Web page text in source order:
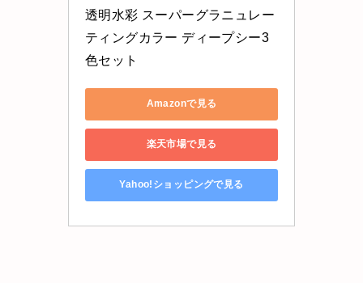
透明水彩 スーパーグラニュレー
ティングカラー ディープシー3
色セット
Amazonで見る
楽天市場で見る
Yahoo!ショッピングで見る